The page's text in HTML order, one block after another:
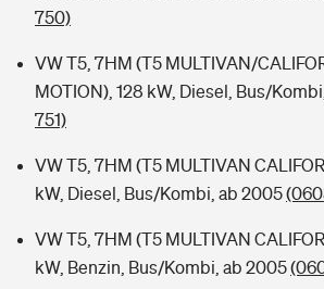
750)
VW T5, 7HM (T5 MULTIVAN/
MOTION), 128 kW, Diesel, Bus/
751)
VW T5, 7HM (T5 MULTIVAN
kW, Diesel, Bus/Kombi, ab 2005
VW T5, 7HM (T5 MULTIVAN
kW, Benzin, Bus/Kombi, ab 2005